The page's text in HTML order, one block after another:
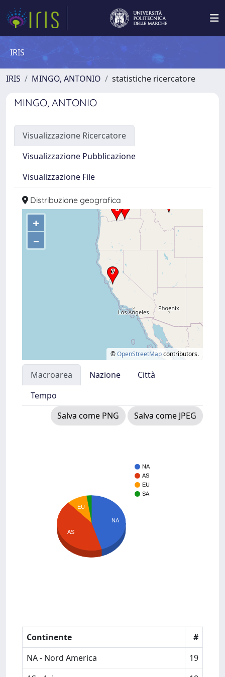
IRIS
IRIS MINGO, ANTONIO statistiche ricercatore
MINGO, ANTONIO
Visualizzazione Ricercatore
Visualizzazione Pubblicazione
Visualizzazione File
Distribuzione geografica
+
–
©OpenStreetMapcontributors.
Macroarea Nazione
Città
Tempo
Salva come PNG
Salva come JPEG
NA
AS
EU
SA
NA
EU
AS
Continente
#
NA - Nord America
19